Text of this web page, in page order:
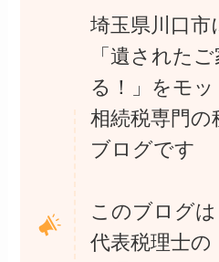
埼玉県川口市
「遺された
る！」をモ
相続税専門の
ブログです
このブログは
代表税理士の